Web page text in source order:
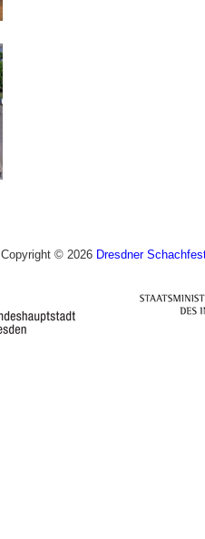
Copyright © 2026 Dresdner